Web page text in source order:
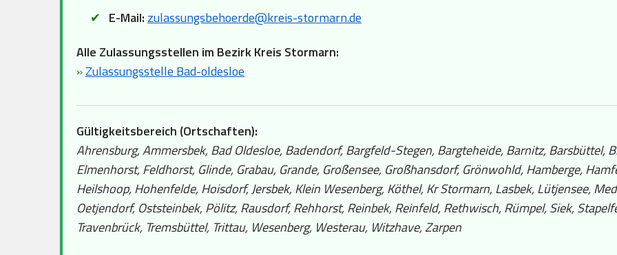
E-Mail: zulassungsbehoerde@kreis-stormarn.de
Alle Zulassungsstellen im Bezirk Kreis Stormarn:
»Zulassungsstelle Bad-oldesloe
Gültigkeitsbereich (Ortschaften):
Ahrensburg, Ammersbek, Bad Oldesloe, Badendorf, Bargfeld-Stegen, Bargteheide, Barnitz, Barsbüttel,
Elmenhorst, Feldhorst, Glinde, Grabau, Grande, Großensee, Großhansdorf, Grönwohld, Hamberge,
Heilshoop, Hohenfelde, Hoisdorf, Jersbek, Klein Wesenberg, Köthel, Kr Stormarn, Lasbek, Lütjensee,
Oetjendorf, Oststeinbek, Pölitz, Rausdorf, Rehhorst, Reinbek, Reinfeld, Rethwisch, Rümpel, Siek,
Travenbrück, Tremsbüttel, Trittau, Wesenberg, Westerau, Witzhave, Zarpen